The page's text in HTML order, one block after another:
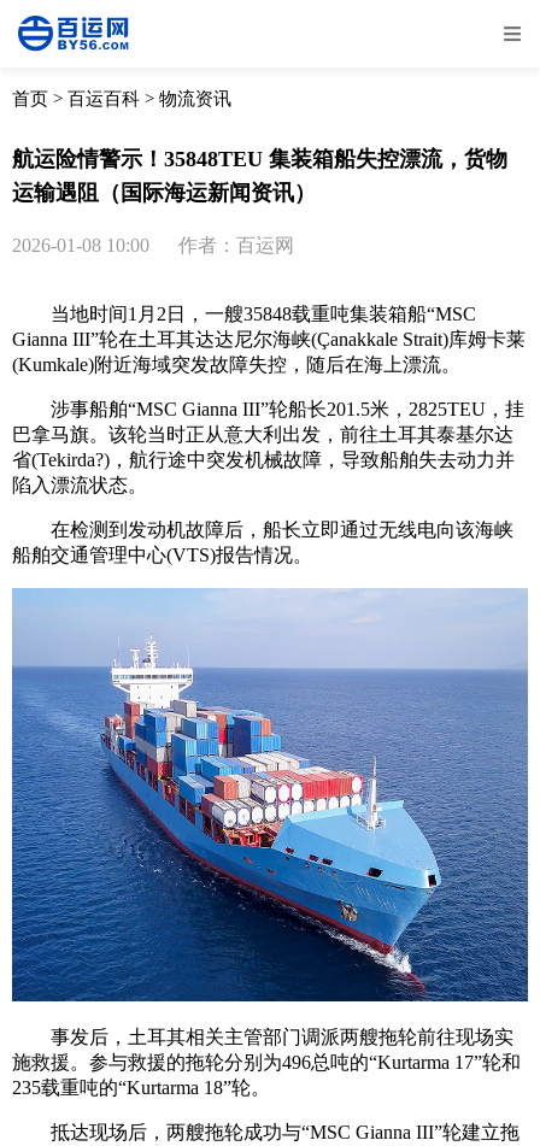
全部 物流资讯
取消
首页 > 百运百科 > 物流资讯
航运险情警示！35848TEU 集装箱船失控漂流，货物
运输遇阻（国际海运新闻资讯）
2026-01-08 10:00 作者：百运网
当地时间1月2日，一艘35848载重吨集装箱船“MSC
Gianna III”轮在土耳其达达尼尔海峡(Çanakkale Strait)库姆卡莱
(Kumkale)附近海域突发故障失控，随后在海上漂流。
涉事船舶“MSC Gianna III”轮船长201.5米，2825TEU，挂
巴拿马旗。该轮当时正从意大利出发，前往土耳其泰基尔达
省(Tekirda?)，航行途中突发机械故障，导致船舶失去动力并
陷入漂流状态。
在检测到发动机故障后，船长立即通过无线电向该海峡
船舶交通管理中心(VTS)报告情况。
事发后，土耳其相关主管部门调派两艘拖轮前往现场实
施救援。参与救援的拖轮分别为496总吨的“Kurtarma 17”轮和
235载重吨的“Kurtarma 18”轮。
抵达现场后，两艘拖轮成功与“MSC Gianna III”轮建立拖